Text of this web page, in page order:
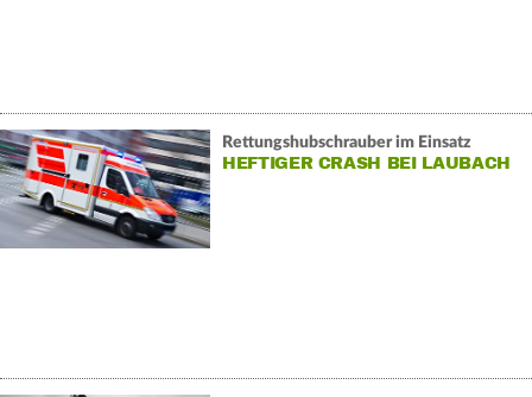
Rettungshubschrauber im Einsatz
HEFTIGER CRASH BEI LAUBACH